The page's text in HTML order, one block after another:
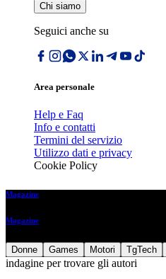
Chi siamo
Seguici anche su
Area personale
Help e Faq
Info e contatti
Termini del servizio
Utilizzo dati e privacy
Cookie Policy
Magazine
Magazine
Donne Games Motori TgTech
indagine per trovare gli autori